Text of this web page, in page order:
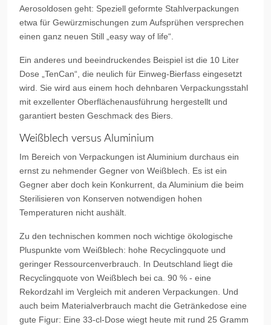
Aerosoldosen geht: Speziell geformte Stahlverpackungen
etwa für Gewürzmischungen zum Aufsprühen versprechen
einen ganz neuen Still „easy way of life“.
Ein anderes und beeindruckendes Beispiel ist die 10 Liter
Dose „TenCan“, die neulich für Einweg-Bierfass eingesetzt
wird. Sie wird aus einem hoch dehnbaren Verpackungsstahl
mit exzellenter Oberflächenausführung hergestellt und
garantiert besten Geschmack des Biers.
Weißblech versus Aluminium
Im Bereich von Verpackungen ist Aluminium durchaus ein
ernst zu nehmender Gegner von Weißblech. Es ist ein
Gegner aber doch kein Konkurrent, da Aluminium die beim
Sterilisieren von Konserven notwendigen hohen
Temperaturen nicht aushält.
Zu den technischen kommen noch wichtige ökologische
Pluspunkte vom Weißblech: hohe Recyclingquote und
geringer Ressourcenverbrauch. In Deutschland liegt die
Recyclingquote von Weißblech bei ca. 90 % - eine
Rekordzahl im Vergleich mit anderen Verpackungen. Und
auch beim Materialverbrauch macht die Getränkedose eine
gute Figur: Eine 33-cl-Dose wiegt heute mit rund 25 Gramm